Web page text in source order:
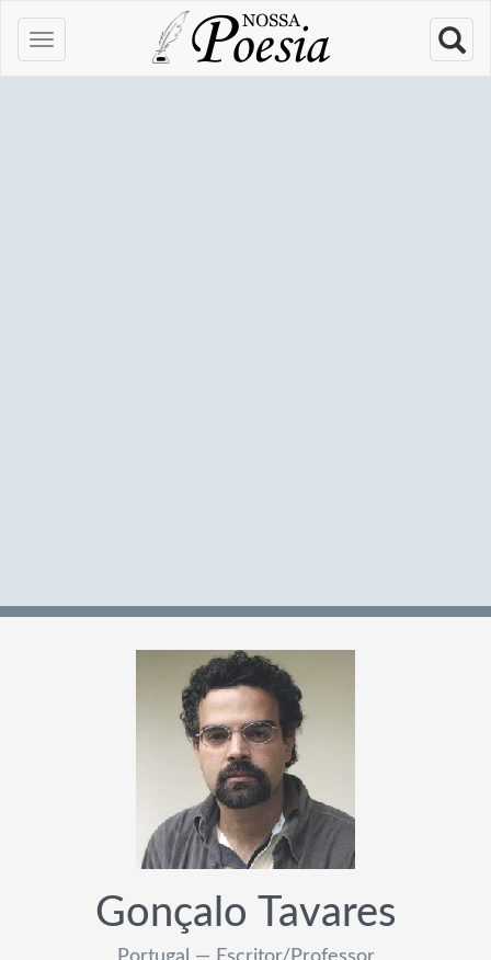
Gonçalo Tavares